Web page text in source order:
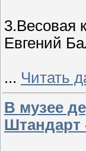
3.Весовая
Евгений
... Читать
В музее
Штандарт